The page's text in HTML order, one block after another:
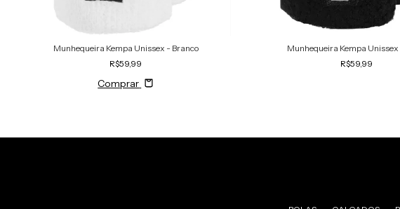
Munhequeira Kempa Unissex - Branco
R$59,99
Comprar
Munhequeira Kempa Unissex
R$59,99